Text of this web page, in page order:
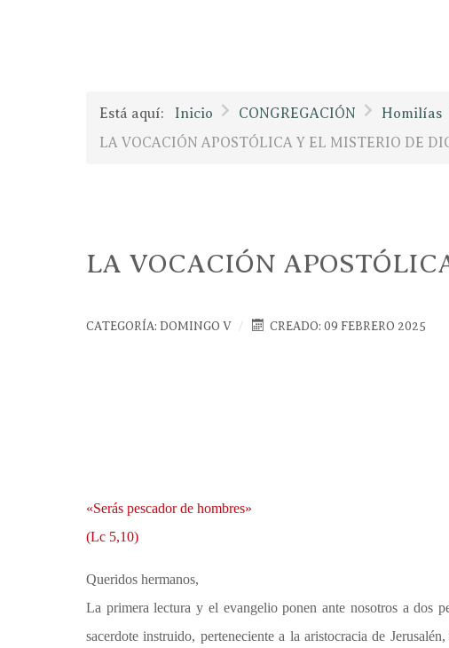
Está aquí: Inicio CONGREGACIÓN Homilías
LA VOCACIÓN APOSTÓLICA Y EL MISTERIO DE
LA VOCACIÓN
CATEGORÍA: DOMINGO V CREADO: 09 FEBRERO 2025
«Serás pescador de hombres»
(Lc 5,10)
Queridos hermanos,
La primera lectura y el evangelio ponen ante nosotros a dos
sacerdote instruido, perteneciente a la aristocracia de